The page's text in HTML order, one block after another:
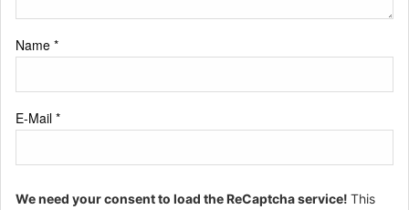
Name *
E-Mail *
We need your consent to load the ReCaptcha service! This